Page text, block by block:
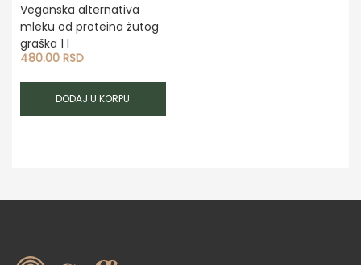
Veganska alternativa
mleku od proteina žutog
graška 1 l
480.00 RSD
DODAJ U KORPU